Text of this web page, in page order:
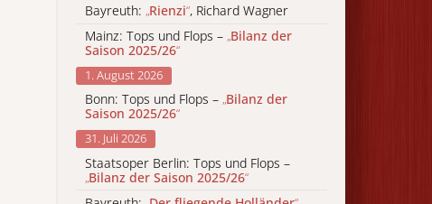
Bayreuth: „Rienzi“, Richard Wagner
Mainz: Tops und Flops – „Bilanz der
Saison 2025/26“
1. August 2026
Bonn: Tops und Flops – „Bilanz der
Saison 2025/26“
31. Juli 2026
Staatsoper Berlin: Tops und Flops –
„Bilanz der Saison 2025/26“